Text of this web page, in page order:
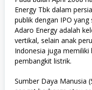
Energy Tbk dalam
publik dengan IPO yang
Adaro Energy adalah
vertikal, selain anak
Indonesia juga
pembangkit listrik.
Sumber Daya Manusia